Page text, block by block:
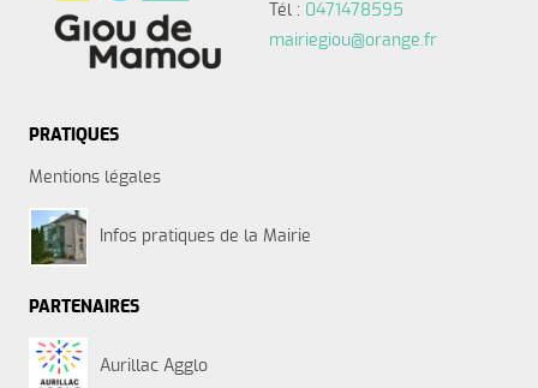
Tél : 0471478595
mairiegiou@orange.fr
PRATIQUES
Mentions légales
Infos pratiques de la Mairie
PARTENAIRES
Aurillac Agglo